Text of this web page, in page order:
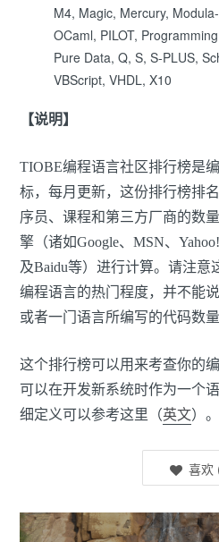
M4, Magic, Mercury,
OCaml, PILOT,
Pure Data, Q, S, S-PLUS,
VBScript, VHDL, X10
【说明】
TIOBE编程语言社区排行榜是
标，每月更新，这份排行榜排
序员、课程和第三方厂商的数
擎（诸如Google、MSN、
及Baidu等）进行计算。请注意
编程语言的热门程度，并不能
或者一门语言所编写的代码数量
这个排行榜可以用来考查你的
可以在开发新系统时作为一个
细定义可以参考这里（英文）。
喜欢